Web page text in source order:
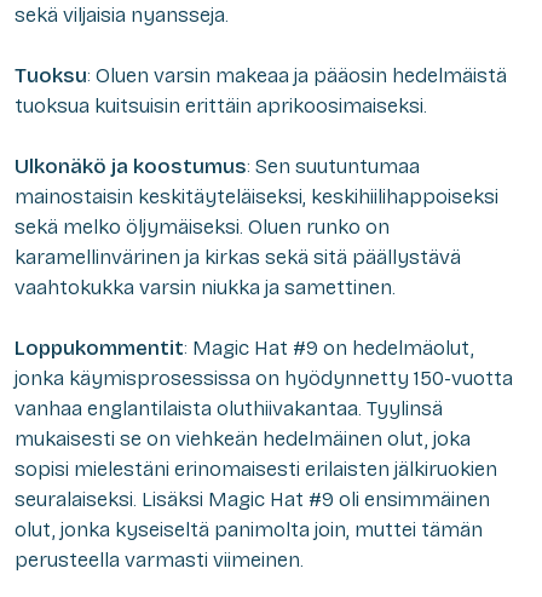
sekä viljaisia nyansseja.
Tuoksu: Oluen varsin makeaa ja pääosin hedelmäistä
tuoksua kuitsuisin erittäin aprikoosimaiseksi.
Ulkonäkö ja koostumus: Sen suutuntumaa
mainostaisin keskitäyteläiseksi, keskihiilihappoiseksi
sekä melko öljymäiseksi. Oluen runko on
karamellinvärinen ja kirkas sekä sitä päällystävä
vaahtokukka varsin niukka ja samettinen.
Loppukommentit: Magic Hat #9 on hedelmäolut,
jonka käymisprosessissa on hyödynnetty 150-vuotta
vanhaa englantilaista oluthiivakantaa. Tyylinsä
mukaisesti se on viehkeän hedelmäinen olut, joka
sopisi mielestäni erinomaisesti erilaisten jälkiruokien
seuralaiseksi. Lisäksi Magic Hat #9 oli ensimmäinen
olut, jonka kyseiseltä panimolta join, muttei tämän
perusteella varmasti viimeinen.